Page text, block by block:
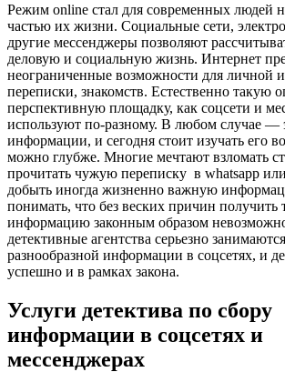
Режим online стал для современных людей
частью их жизни. Социальные сети,
другие мессенджеры позволяют
деловую и социальную жизнь. Интернет
неограниченные возможности для личной
переписки, знакомств. Естественно такую
перспективную площадку, как соцсети и
используют по-разному. В любом случае —
информации, и сегодня стоит изучать его
можно глубже. Многие мечтают взломать
прочитать чужую переписку в whatsapp
добыть иногда жизненно важную
понимать, что без веских причин получить
информацию законным образом
детективные агентства серьезно
разнообразной информации в соцсетях, и
успешно и в рамках закона.
Услуги детектива по сбору
информации в соцсетях и
мессенджерах